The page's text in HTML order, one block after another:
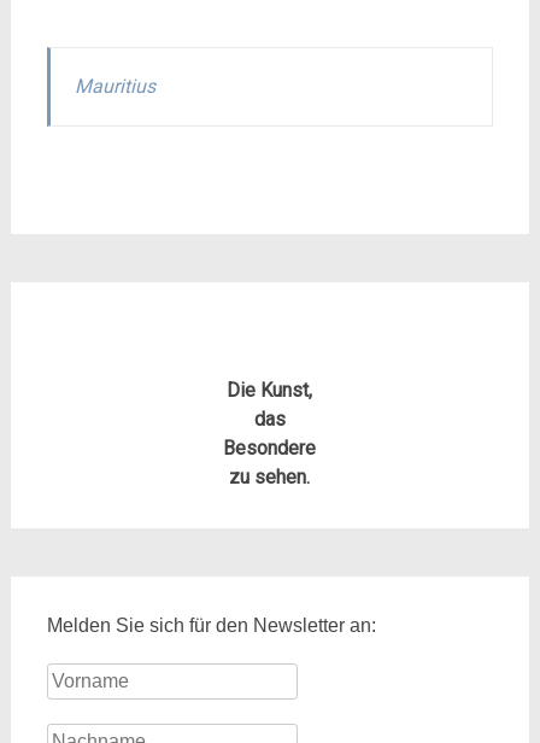
Mauritius
Die Kunst,
das
Besondere
zu sehen.
Melden Sie sich für den Newsletter an: